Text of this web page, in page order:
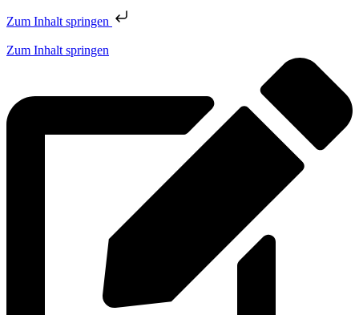
Zum Inhalt springen
Zum Inhalt springen